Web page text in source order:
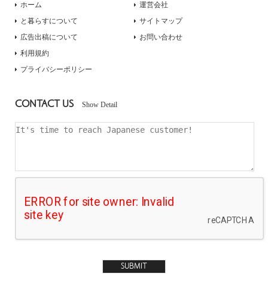
ホーム
と暮らすについて
広告出稿について
運営会社
サイトマップ
お問い合わせ
利用規約
プライバシーポリシー
CONTACT US Show Detail